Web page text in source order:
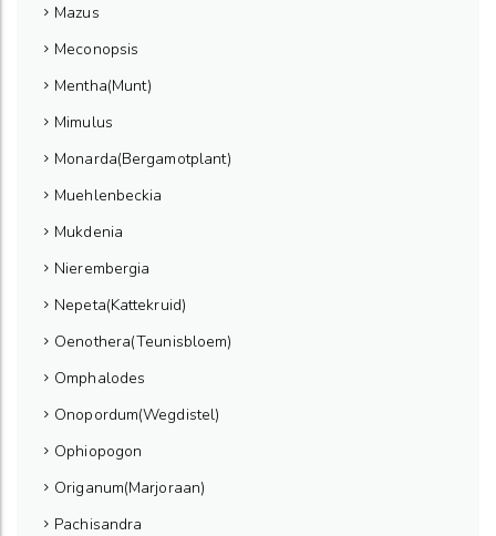
Mazus
Meconopsis
Mentha(Munt)
Mimulus
Monarda(Bergamotplant)
Muehlenbeckia
Mukdenia
Nierembergia
Nepeta(Kattekruid)
Oenothera(Teunisbloem)
Omphalodes
Onopordum(Wegdistel)
Ophiopogon
Origanum(Marjoraan)
Pachisandra